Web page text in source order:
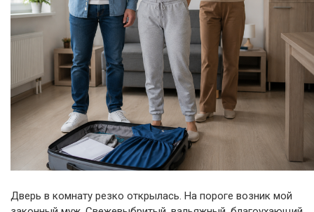
Дверь в комнату резко открылась. На пороге возник мой